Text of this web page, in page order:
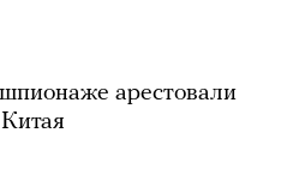
арестовали